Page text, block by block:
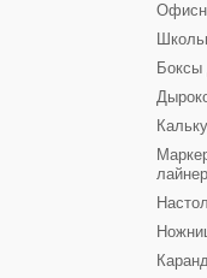
Боксы